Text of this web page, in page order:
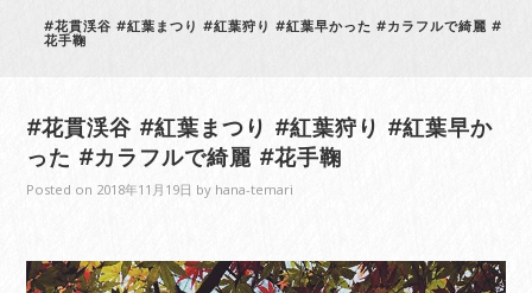
#花貫渓谷 #紅葉まつり #紅葉狩り #紅葉早かった #カラフルで綺麗 #
花手鞠
#花貫渓谷 #紅葉まつり #紅葉狩り #紅葉早か
った #カラフルで綺麗 #花手鞠
Posted on 2018年11月19日 by hana-temari